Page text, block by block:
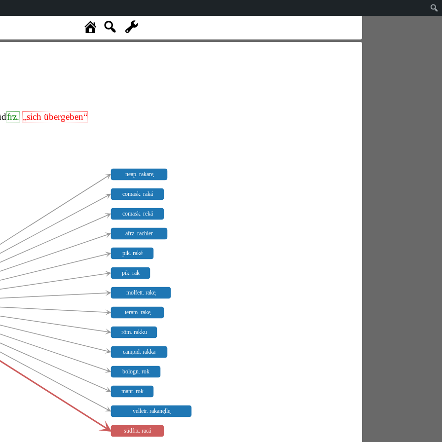
frz. „sich übergeben“
neap. rakare̥
comask. raká
comask. reká
afrz. rachier
pik. raké
pik. rak
molfett. rake̥
teram. rake̥
röm. rakku
campid. rakka
bologn. rok
mant. rok
velletr. rakane̥lle̥
südfrz. racá